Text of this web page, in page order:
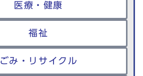
医療・健康
福祉
ごみ・リサイクル